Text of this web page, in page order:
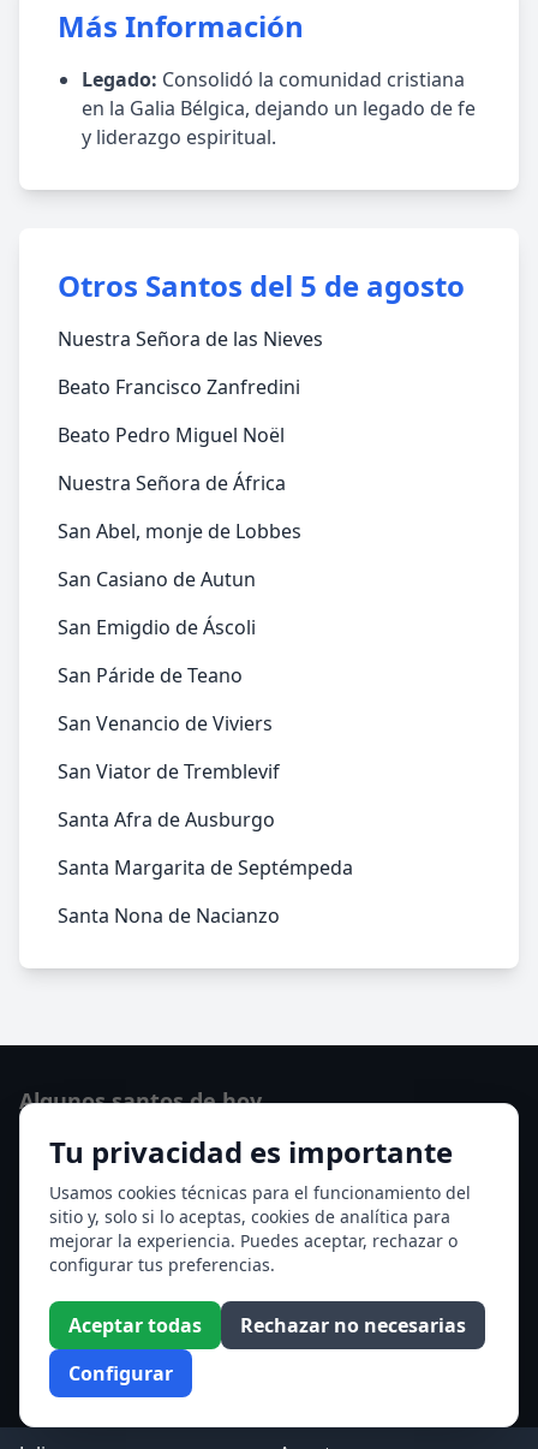
Más Información
Legado: Consolidó la comunidad cristiana
en la Galia Bélgica, dejando un legado de fe
y liderazgo espiritual.
Otros Santos del 5 de agosto
Nuestra Señora de las Nieves
Beato Francisco Zanfredini
Beato Pedro Miguel Noël
Nuestra Señora de África
San Abel, monje de Lobbes
San Casiano de Autun
San Emigdio de Áscoli
San Páride de Teano
San Venancio de Viviers
San Viator de Tremblevif
Santa Afra de Ausburgo
Santa Margarita de Septémpeda
Santa Nona de Nacianzo
Tu privacidad es importante
Usamos cookies técnicas para el funcionamiento del
sitio y, solo si lo aceptas, cookies de analítica para
mejorar la experiencia. Puedes aceptar, rechazar o
configurar tus preferencias.
Aceptar todas
Rechazar no necesarias
Configurar
Algunos santos de hoy
San Lorenzo
Ver todos los santos de hoy
Acceso a los Meses
Enero
Febrero
Marzo
Abril
Mayo